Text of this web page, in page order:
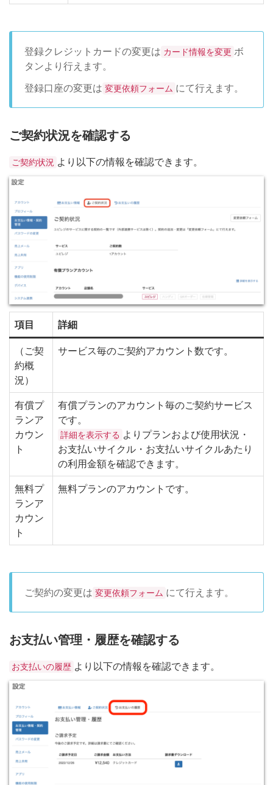
登録クレジットカードの変更は カード情報を変更 ボ
タンより行えます。
登録口座の変更は 変更依頼フォーム にて行えます。
ご契約状況を確認する
ご契約状況 より以下の情報を確認できます。
項目
詳細
（ご契
約概
況）
サービス毎のご契約アカウント数です。
有償プ
ランア
カウン
ト
有償プランのアカウント毎のご契約サービス
です。
詳細を表示する よりプランおよび使用状況・
お支払いサイクル・お支払いサイクルあたり
の利用金額を確認できます。
無料プ
ランア
カウン
ト
無料プランのアカウントです。
ご契約の変更は 変更依頼フォーム にて行えます。
お支払い管理・履歴を確認する
お支払いの履歴 より以下の情報を確認できます。